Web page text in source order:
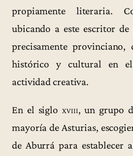
propiamente literaria.
ubicando a este escritor
precisamente
histórico y cultural en
actividad creativa.
En el siglo xviii, un grupo
mayoría de Asturias,
de Aburrá para establecer